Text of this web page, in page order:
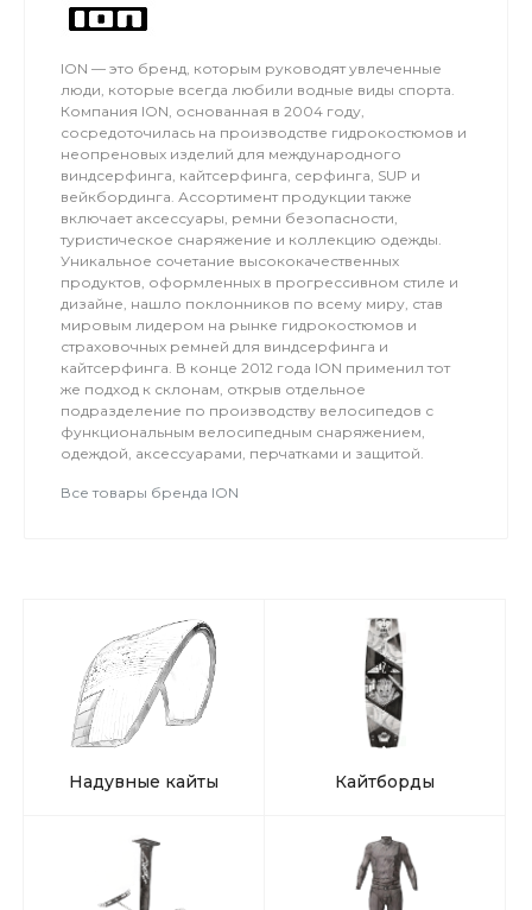
ION — это бренд, которым руководят увлеченные
люди, которые всегда любили водные виды спорта.
Компания ION, основанная в 2004 году,
сосредоточилась на производстве гидрокостюмов и
неопреновых изделий для международного
виндсерфинга, кайтсерфинга, серфинга, SUP и
вейкбординга. Ассортимент продукции также
включает аксессуары, ремни безопасности,
туристическое снаряжение и коллекцию одежды.
Уникальное сочетание высококачественных
продуктов, оформленных в прогрессивном стиле и
дизайне, нашло поклонников по всему миру, став
мировым лидером на рынке гидрокостюмов и
страховочных ремней для виндсерфинга и
кайтсерфинга. В конце 2012 года ION применил тот
же подход к склонам, открыв отдельное
подразделение по производству велосипедов с
функциональным велосипедным снаряжением,
одеждой, аксессуарами, перчатками и защитой.
Все товары бренда ION
Надувные кайты Кайтборды